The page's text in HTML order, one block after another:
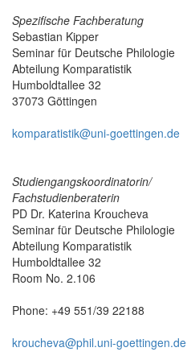
Spezifische Fachberatung
Sebastian Kipper
Seminar für Deutsche Philologie
Abteilung Komparatistik
Humboldtallee 32
37073 Göttingen
komparatistik@uni-goettingen.de
Studiengangskoordinatorin/
Fachstudienberaterin
PD Dr. Katerina Kroucheva
Seminar für Deutsche Philologie
Abteilung Komparatistik
Humboldtallee 32
Room No. 2.106
Phone: +49 551/39 22188
kroucheva@phil.uni-goettingen.de